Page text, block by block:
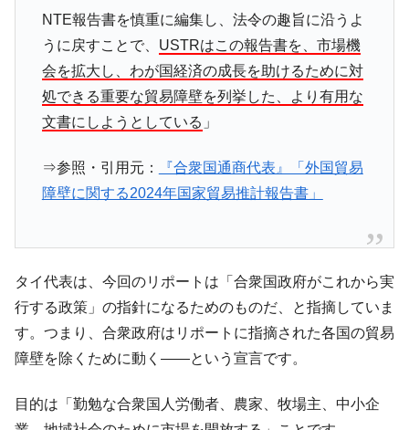
NTE報告書を慎重に編集し、法令の趣旨に沿うよ
うに戻すことで、 USTRはこの報告書を、市場機
会を拡大し、わが国経済の成長を助けるために対
処できる重要な貿易障壁を列挙した、より有用な
文書にしようとしている 」
⇒参照・引用元：
『合衆国通商代表』「外国貿易
障壁に関する2024年国家貿易推計報告書」
タイ代表は、今回のリポートは「合衆国政府がこれから実
行する政策」の指針になるためのものだ、と指摘していま
す。つまり、合衆政府はリポートに指摘された各国の貿易
障壁を除くために動く――という宣言です。
目的は「勤勉な合衆国人労働者、農家、牧場主、中小企